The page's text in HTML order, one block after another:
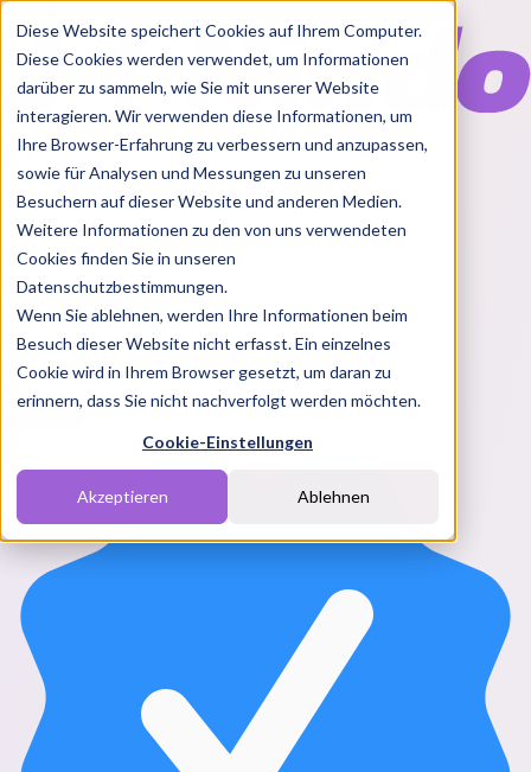
Diese Website speichert Cookies auf Ihrem Computer.
Diese Cookies werden verwendet, um Informationen
darüber zu sammeln, wie Sie mit unserer Website
interagieren. Wir verwenden diese Informationen, um
Ihre Browser-Erfahrung zu verbessern und anzupassen,
sowie für Analysen und Messungen zu unseren
Besuchern auf dieser Website und anderen Medien.
Weitere Informationen zu den von uns verwendeten
Cookies finden Sie in unseren
Datenschutzbestimmungen.
Wenn Sie ablehnen, werden Ihre Informationen beim
Besuch dieser Website nicht erfasst. Ein einzelnes
Cookie wird in Ihrem Browser gesetzt, um daran zu
erinnern, dass Sie nicht nachverfolgt werden möchten.
Cookie-Einstellungen
Akzeptieren Ablehnen
Features
Solutions
BlogChartsRabatt CodesPakete
Login